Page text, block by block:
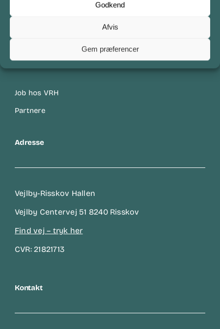
Godkend
Afvis
Gem præferencer
Job hos VRH
Partnere
Adresse
Vejlby-Risskov Hallen
Vejlby Centervej 51 8240 Risskov
Find vej – tryk her
CVR: 21821713
Kontakt